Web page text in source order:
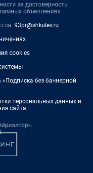
за достоверность
объявлениях.
93pr@shkulev.ru
cookies
«Подписка без баннерной
персональных данных и
сайта